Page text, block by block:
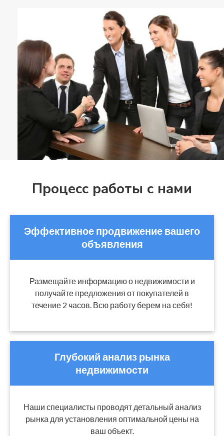
Процесс работы с нами
Эффективное продвижение вашего
объявления
Размещайте информацию о недвижимости и
получайте предложения от покупателей в
течение 2 часов. Всю работу берем на себя!
Глубокий анализ рынка
недвижимости
Наши специалисты проводят детальный анализ
рынка для установления оптимальной цены на
ваш объект.